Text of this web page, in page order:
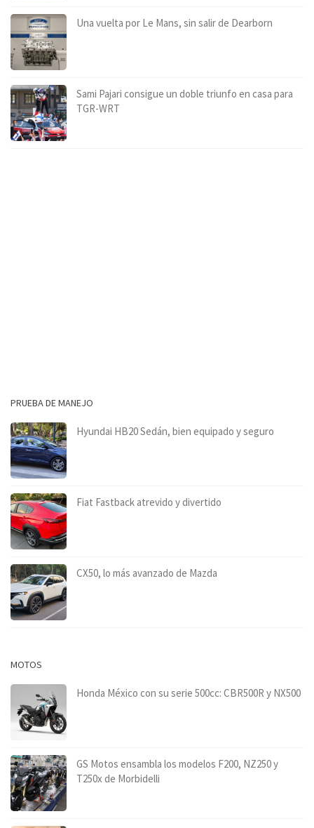
Una vuelta por Le Mans, sin salir de Dearborn
Sami Pajari consigue un doble triunfo en casa para
TGR-WRT
PRUEBA DE MANEJO
Hyundai HB20 Sedán, bien equipado y seguro
Fiat Fastback atrevido y divertido
CX50, lo más avanzado de Mazda
MOTOS
Honda México con su serie 500cc: CBR500R y NX500
GS Motos ensambla los modelos F200, NZ250 y
T250x de Morbidelli